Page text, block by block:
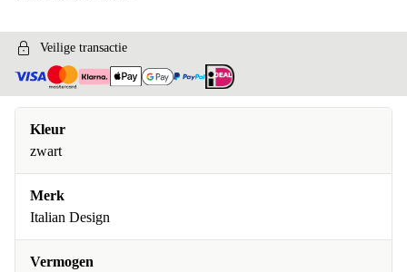
Veilige transactie
Kleur
zwart
Merk
Italian Design
Vermogen